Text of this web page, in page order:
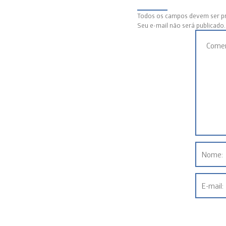
Todos os campos devem ser
Seu e-mail não será publicado.